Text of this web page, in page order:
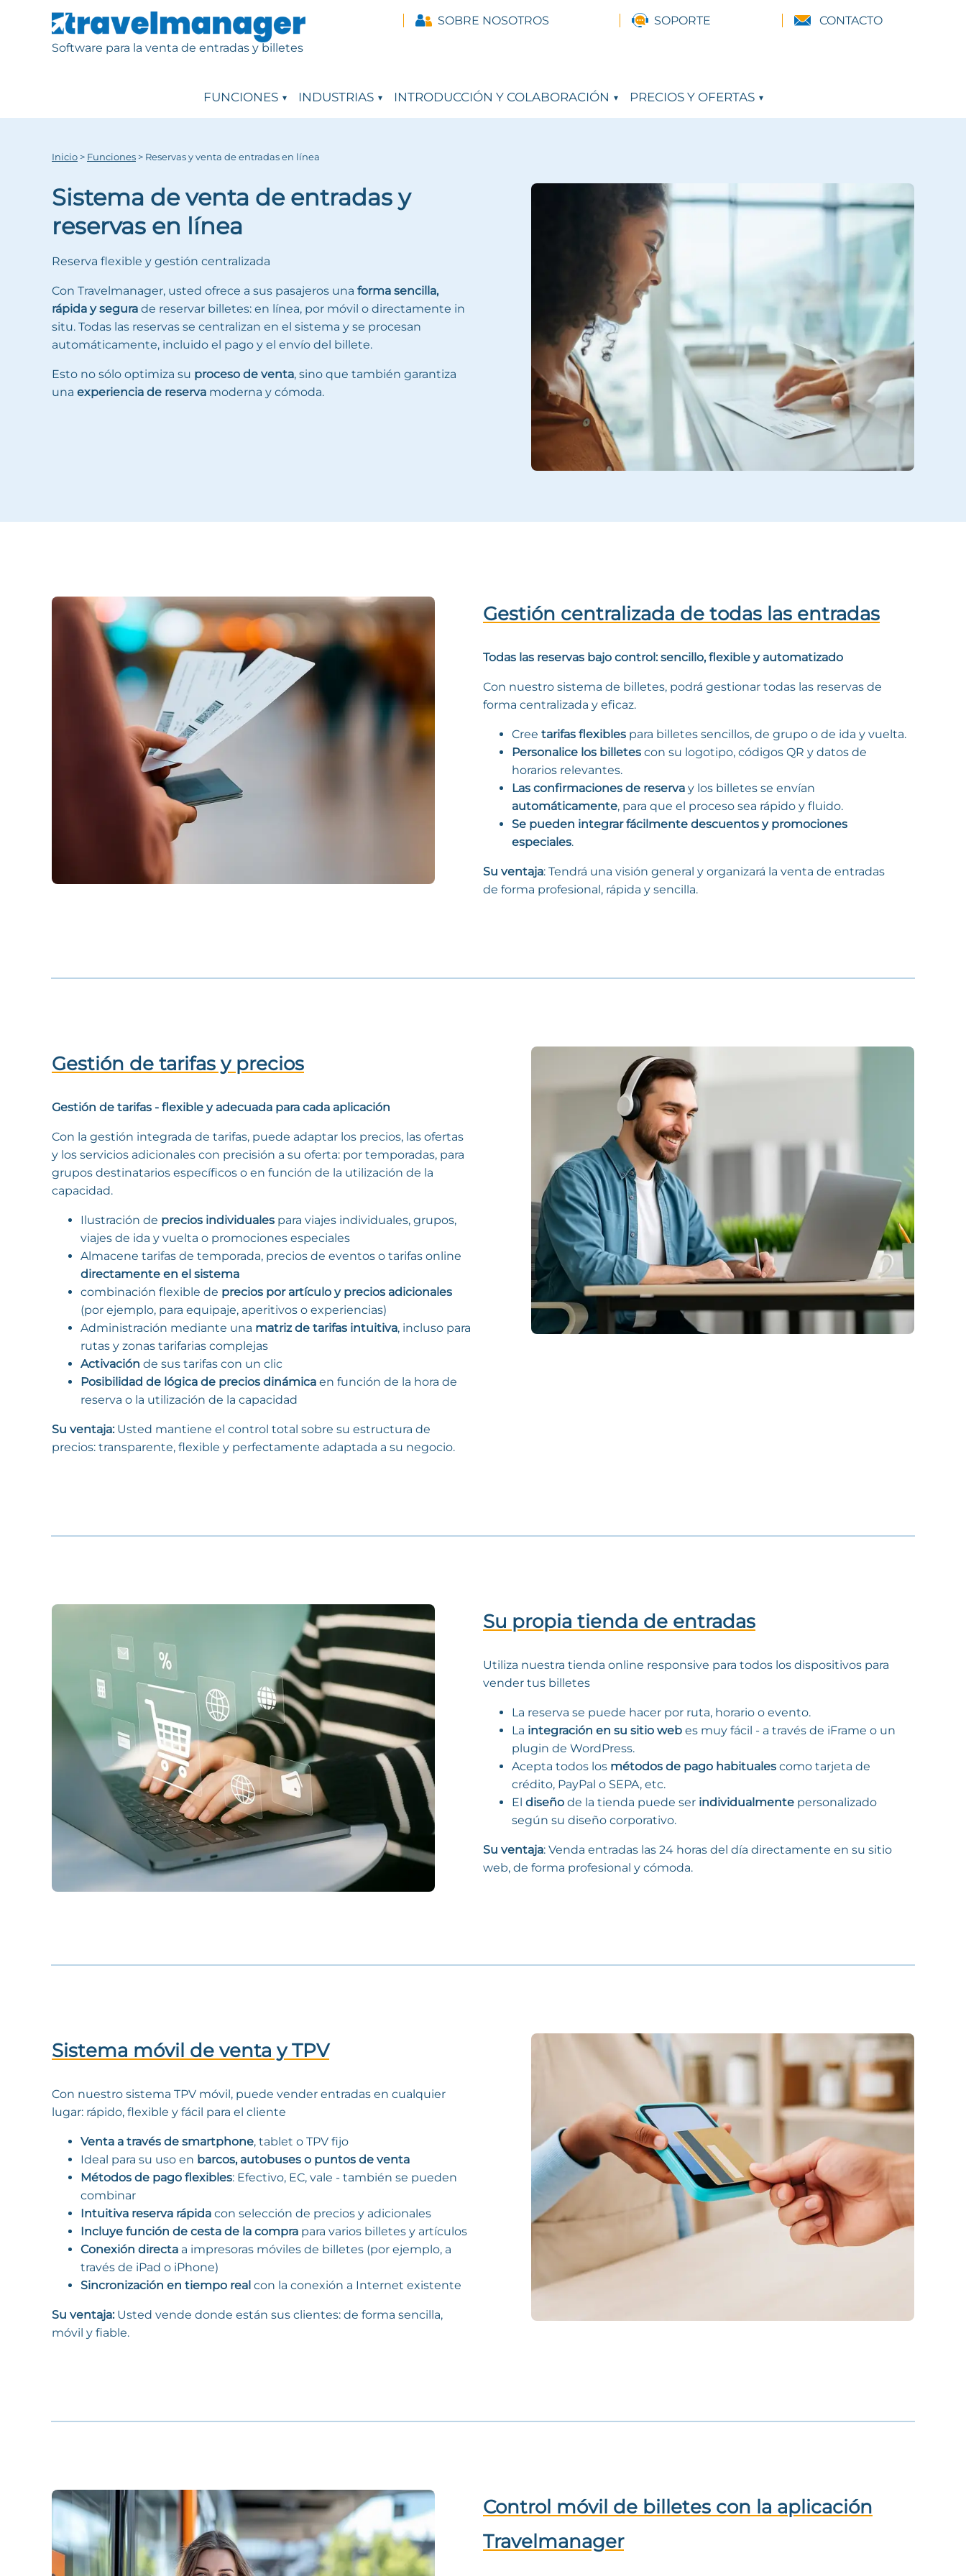
Software para la venta de entradas y billetes
SOBRE NOSOTROS SOPORTE CONTACTO
FUNCIONES INDUSTRIAS INTRODUCCIÓN Y COLABORACIÓN PRECIOS Y OFERTAS
Inicio > Funciones > Reservas y venta de entradas en línea
Sistema de venta de entradas y
reservas en línea
Reserva flexible y gestión centralizada
Con Travelmanager, usted ofrece a sus pasajeros una forma sencilla,
rápida y segura de reservar billetes: en línea, por móvil o directamente in
situ. Todas las reservas se centralizan en el sistema y se procesan
automáticamente, incluido el pago y el envío del billete.
Esto no sólo optimiza su proceso de venta, sino que también garantiza
una experiencia de reserva moderna y cómoda.
Gestión centralizada de todas las entradas
Todas las reservas bajo control: sencillo, flexible y automatizado
Con nuestro sistema de billetes, podrá gestionar todas las reservas de
forma centralizada y eficaz.
Cree tarifas flexibles para billetes sencillos, de grupo o de ida y vuelta.
Personalice los billetes con su logotipo, códigos QR y datos de
horarios relevantes.
Las confirmaciones de reserva y los billetes se envían
automáticamente, para que el proceso sea rápido y fluido.
Se pueden integrar fácilmente descuentos y promociones
especiales.
Su ventaja: Tendrá una visión general y organizará la venta de entradas
de forma profesional, rápida y sencilla.
Gestión de tarifas y precios
Gestión de tarifas - flexible y adecuada para cada aplicación
Con la gestión integrada de tarifas, puede adaptar los precios, las ofertas
y los servicios adicionales con precisión a su oferta: por temporadas, para
grupos destinatarios específicos o en función de la utilización de la
capacidad.
Ilustración de precios individuales para viajes individuales, grupos,
viajes de ida y vuelta o promociones especiales
Almacene tarifas de temporada, precios de eventos o tarifas online
directamente en el sistema
combinación flexible de precios por artículo y precios adicionales
(por ejemplo, para equipaje, aperitivos o experiencias)
Administración mediante una matriz de tarifas intuitiva, incluso para
rutas y zonas tarifarias complejas
Activación de sus tarifas con un clic
Posibilidad de lógica de precios dinámica en función de la hora de
reserva o la utilización de la capacidad
Su ventaja:Usted mantiene el control total sobre su estructura de
precios: transparente, flexible y perfectamente adaptada a su negocio.
Su propia tienda de entradas
Utiliza nuestra tienda online responsive para todos los dispositivos para
vender tus billetes
La reserva se puede hacer por ruta, horario o evento.
La integración en su sitio web es muy fácil - a través de iFrame o un
plugin de WordPress.
Acepta todos los métodos de pago habituales como tarjeta de
crédito, PayPal o SEPA, etc.
El diseño de la tienda puede ser individualmente personalizado
según su diseño corporativo.
Su ventaja: Venda entradas las 24 horas del día directamente en su sitio
web, de forma profesional y cómoda.
Sistema móvil de venta y TPV
Con nuestro sistema TPV móvil, puede vender entradas en cualquier
lugar: rápido, flexible y fácil para el cliente
Venta a través de smartphone, tablet o TPV fijo
Ideal para su uso en barcos, autobuses o puntos de venta
Métodos de pago flexibles: Efectivo, EC, vale - también se pueden
combinar
Intuitiva reserva rápida con selección de precios y adicionales
Incluye función de cesta de la compra para varios billetes y artículos
Conexión directa a impresoras móviles de billetes (por ejemplo, a
través de iPad o iPhone)
Sincronización en tiempo real con la conexión a Internet existente
Su ventaja:Usted vende donde están sus clientes: de forma sencilla,
móvil y fiable.
Control móvil de billetes con la aplicación
Travelmanager